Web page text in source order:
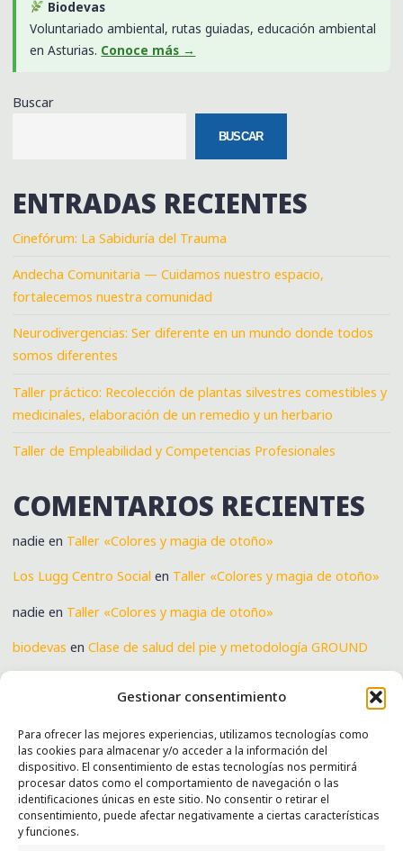
Gestionar consentimiento
Para ofrecer las mejores experiencias, utilizamos tecnologías como
las cookies para almacenar y/o acceder a la información del
dispositivo. El consentimiento de estas tecnologías nos permitirá
procesar datos como el comportamiento de navegación o las
identificaciones únicas en este sitio. No consentir o retirar el
consentimiento, puede afectar negativamente a ciertas características
y funciones.
Biodevas
Voluntariado ambiental, rutas guiadas, educación ambiental
en Asturias. Conoce más →
Buscar
BUSCAR
ENTRADAS RECIENTES
Cinefórum: La Sabiduría del Trauma
Andecha Comunitaria — Cuidamos nuestro espacio,
fortalecemos nuestra comunidad
Neurodivergencias: Ser diferente en un mundo donde todos
somos diferentes
Taller práctico: Recolección de plantas silvestres comestibles y
medicinales, elaboración de un remedio y un herbario
Taller de Empleabilidad y Competencias Profesionales
COMENTARIOS RECIENTES
nadie en Taller «Colores y magia de otoño»
Los Lugg Centro Social en Taller «Colores y magia de otoño»
nadie en Taller «Colores y magia de otoño»
biodevas enClase de salud del pie y metodología GROUND
SERVICIOS
Recogida e intercambio de ropa y enseres.
INFORMACIÓN